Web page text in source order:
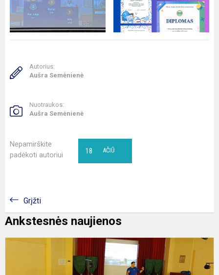
Autorius:
Aušra Semėnienė
Nuotraukos:
Aušra Semėnienė
Nepamirškite
padėkoti autoriui
AČIŪ
18
Grįžti
Ankstesnės naujienos